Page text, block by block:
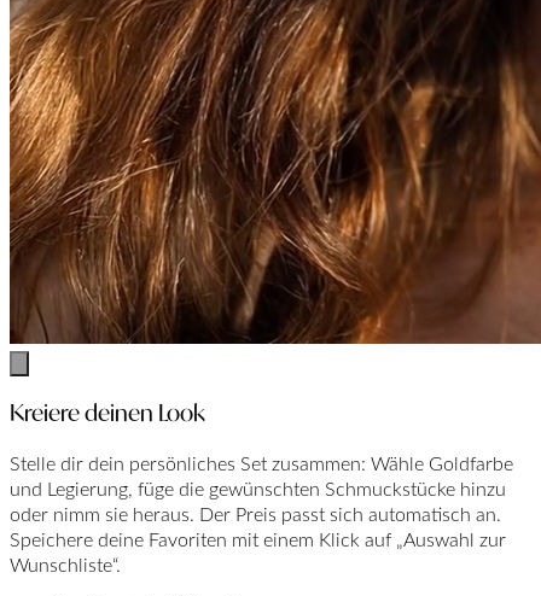
Kreiere deinen Look
Stelle dir dein persönliches Set zusammen: Wähle Goldfarbe
und Legierung, füge die gewünschten Schmuckstücke hinzu
oder nimm sie heraus. Der Preis passt sich automatisch an.
Speichere deine Favoriten mit einem Klick auf „Auswahl zur
Wunschliste“.